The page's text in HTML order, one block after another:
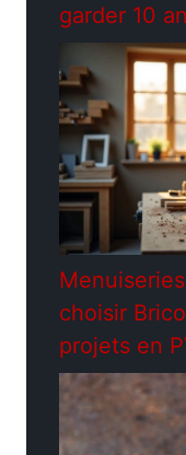
garder 10
choisir
projets en